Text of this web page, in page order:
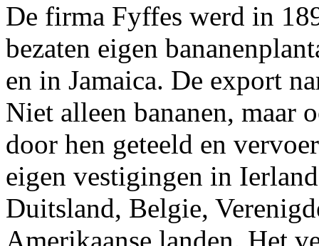
De firma Fyffes werd in
bezaten eigen
en in Jamaica. De export
Niet alleen bananen, maar
door hen geteeld en
eigen vestigingen in
Duitsland, Belgie,